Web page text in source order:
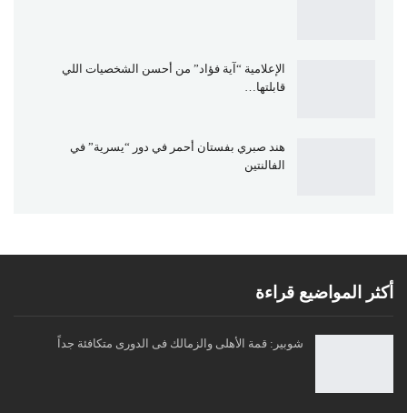
الإعلامية “آية فؤاد” من أحسن الشخصيات اللي
قابلتها…
هند صبري بفستان أحمر في دور “يسرية” في
الفالنتين
أكثر المواضيع قراءة
شوبير: قمة الأهلى والزمالك فى الدورى متكافئة جداً